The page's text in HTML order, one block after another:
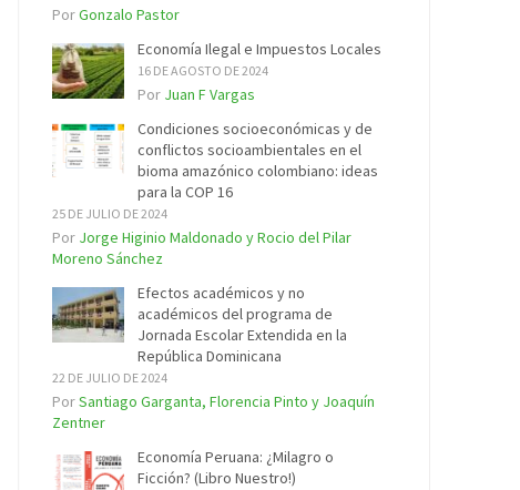
PorGonzalo Pastor
Economía Ilegal e Impuestos Locales
16 DE AGOSTO DE 2024
Por Juan F Vargas
Condiciones socioeconómicas y de
conflictos socioambientales en el
bioma amazónico colombiano: ideas
para la COP 16
25 DE JULIO DE 2024
Por Jorge Higinio Maldonado y Rocio del Pilar
Moreno Sánchez
Efectos académicos y no
académicos del programa de
Jornada Escolar Extendida en la
República Dominicana
22 DE JULIO DE 2024
PorSantiago Garganta, Florencia Pinto y Joaquín
Zentner
Economía Peruana: ¿Milagro o
Ficción? (Libro Nuestro!)